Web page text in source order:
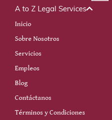
A to Z Legal Services
Inicio
Sobre Nosotros
Servicios
Empleos
Blog
Contáctanos
Términos y Condiciones